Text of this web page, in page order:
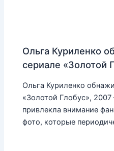
Ольга Куриленко
сериале «Золотой
Ольга Куриленко
«Золотой Глобус»,
привлекла внимание
фото, которые